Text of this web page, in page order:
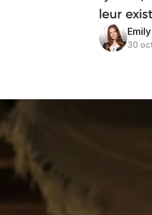
leur
30